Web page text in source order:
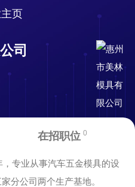
页
司
在招职位 0
专业从事汽车五金模具的设
分公司两个生产基地。